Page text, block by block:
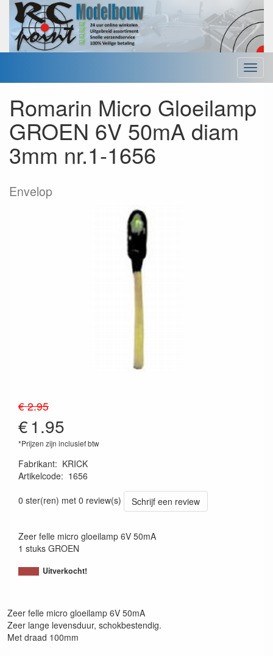
Menu
Romarin Micro Gloeilamp
GROEN 6V 50mA diam
3mm nr.1-1656
Envelop
€ 2.95
€1.95
*Prijzen zijn inclusief btw
Fabrikant: KRICK
Artikelcode: 1656
0 ster(ren) met 0 review(s)
Schrijf een review
Zeer felle micro gloeilamp 6V 50mA
1 stuks GROEN
Uitverkocht!
Zeer felle micro gloeilamp 6V 50mA
Zeer lange levensduur, schokbestendig.
Met draad 100mm